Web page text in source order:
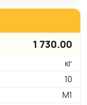
1 730.00
кг
10
М1